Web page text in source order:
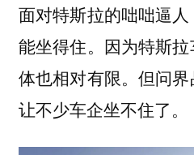
面对特斯拉的咄咄逼
能坐得住。因为特斯
体也相对有限。但问
让不少车企坐不住了。